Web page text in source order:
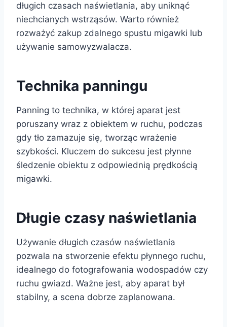
długich czasach naświetlania, aby uniknąć
niechcianych wstrząsów. Warto również
rozważyć zakup zdalnego spustu migawki lub
używanie samowyzwalacza.
Technika panningu
Panning to technika, w której aparat jest
poruszany wraz z obiektem w ruchu, podczas
gdy tło zamazuje się, tworząc wrażenie
szybkości. Kluczem do sukcesu jest płynne
śledzenie obiektu z odpowiednią prędkością
migawki.
Długie czasy naświetlania
Używanie długich czasów naświetlania
pozwala na stworzenie efektu płynnego ruchu,
idealnego do fotografowania wodospadów czy
ruchu gwiazd. Ważne jest, aby aparat był
stabilny, a scena dobrze zaplanowana.